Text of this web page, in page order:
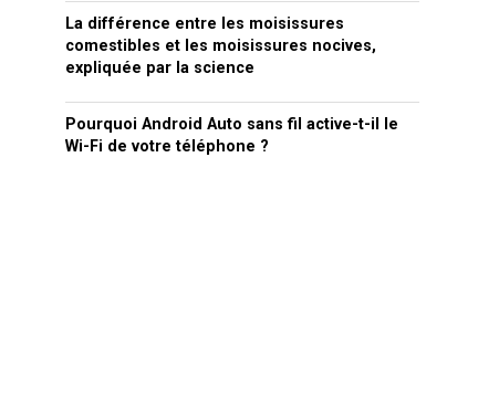
La différence entre les moisissures
comestibles et les moisissures nocives,
expliquée par la science
Pourquoi Android Auto sans fil active-t-il le
Wi-Fi de votre téléphone ?